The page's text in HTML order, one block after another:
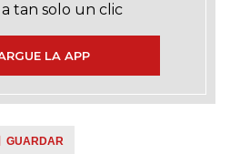
tan solo un clic
LA APP
GUARDAR